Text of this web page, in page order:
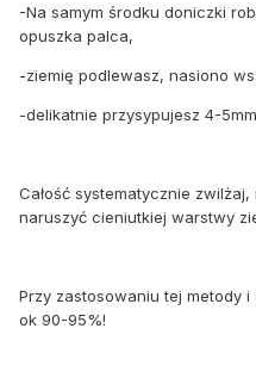
-Na samym środku doniczki
opuszka palca,
-ziemię podlewasz, nasiono
-delikatnie przysypujesz 4-
Całość systematycznie
naruszyć cieniutkiej warstwy
Przy zastosowaniu tej metody
ok 90-95%!